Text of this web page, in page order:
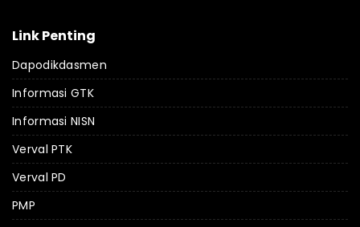
Link Penting
Dapodikdasmen
Informasi GTK
Informasi NISN
Verval PTK
Verval PD
PMP